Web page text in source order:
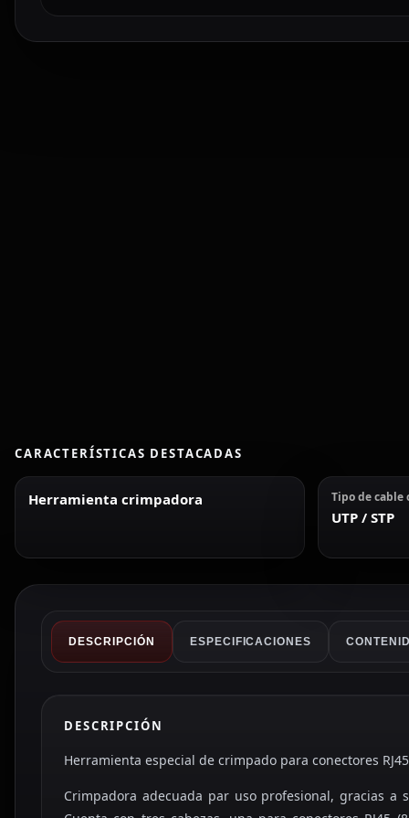
CARACTERÍSTICAS DESTACADAS
Herramienta crimpadora Tipo de cable
UTP / STP
DESCRIPCIÓN ESPECIFICACIONES
DESCRIPCIÓN
Herramienta especial de crimpado para conectores RJ45
Crimpadora adecuada par uso profesional, gracias a